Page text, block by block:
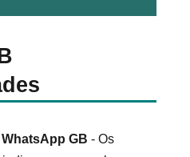
GB - Os